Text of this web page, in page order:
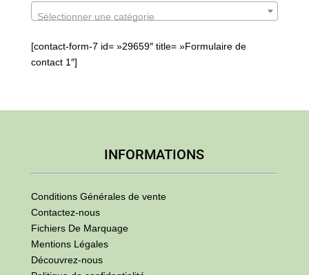
Sélectionner une catégorie
[contact-form-7 id= »29659″ title= »Formulaire de
contact 1″]
INFORMATIONS
Conditions Générales de vente
Contactez-nous
Fichiers De Marquage
Mentions Légales
Découvrez-nous